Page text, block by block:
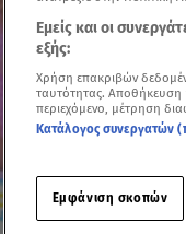
Εμείς και οι
εξής:
Χρήση επακριβών
ταυτότητας. Αποθήκευση
περιεχόμενο, μέτρηση
Κατάλογος συνεργατών
Εμφάνιση σκοπών